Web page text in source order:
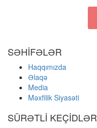
SƏHİFƏLƏR
Haqqımızda
Əlaqə
Media
Məxfilik Siyasəti
SÜRƏTLİ KEÇİDLƏR